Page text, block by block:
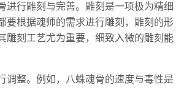
进行雕刻与完善。雕刻是一项极为精细
要根据魂师的需求进行雕刻，雕刻的形
雕刻工艺尤为重要，细致入微的雕刻能
调整。例如，八蛛魂骨的速度与毒性是